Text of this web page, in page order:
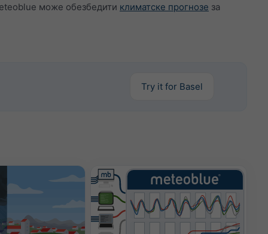
може обезбедити климатске прогнозе за
Try it for Basel